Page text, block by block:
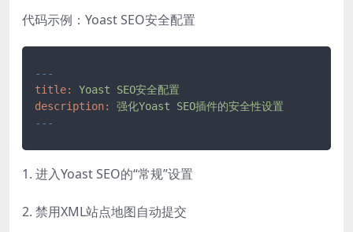
代码示例：Yoast SEO安全配置
---
title:
Yoast
SEO安全配置
description:
强化Yoast
SEO插件的安全性设置
---
1. 进入Yoast SEO的“常规”设置
2. 禁用XML站点地图自动提交